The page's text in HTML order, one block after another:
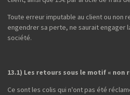
Toute erreur imputable au client ou non
engendrer sa perte, ne saurait engager
société.
13.1) Les retours sous le motif « non
Ce sont les colis qui n'ont pas été